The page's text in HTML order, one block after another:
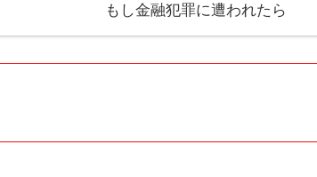
もし金融犯罪に遭われたら